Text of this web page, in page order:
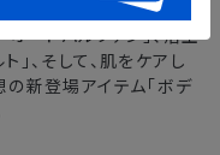
ードパルファン」、浴室
、そして、肌をケアし
新登場アイテム「ボデ